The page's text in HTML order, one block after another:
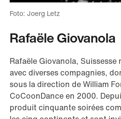
Foto: Joerg Letz
Rafaële Giovanola
Rafaële Giovanola, Suissesse
avec diverses compagnies,
sous la direction de William
CoCoonDance en 2000.
produit cinquante soirées